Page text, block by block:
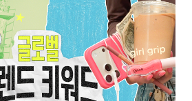
마
크